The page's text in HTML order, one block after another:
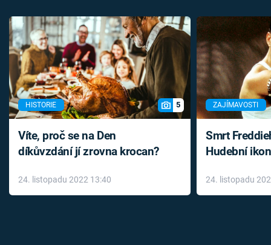
HISTORIE 5
Víte, proč se na Den
díkůvzdání jí zrovna krocan?
24. listopadu 2022 13:40
ZAJÍMAVOSTI
Smrt
Hudební
léky
24. listopadu